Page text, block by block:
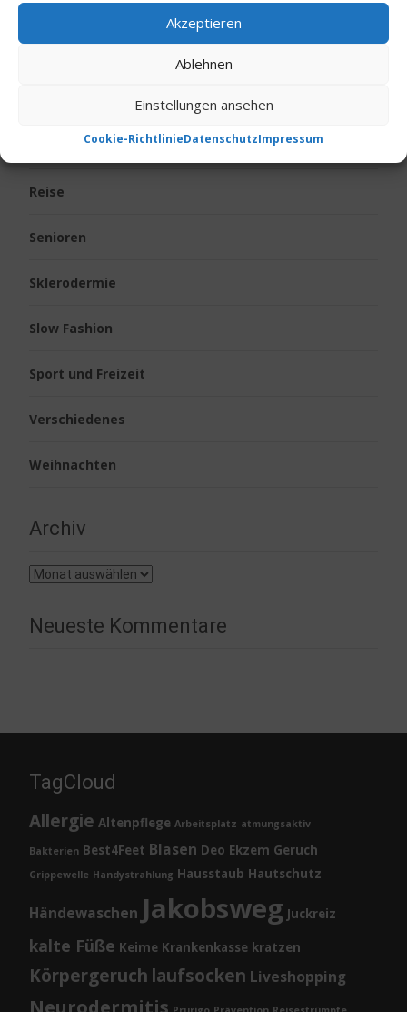
Akzeptieren
Ablehnen
Einstellungen ansehen
Cookie-RichtlinieDatenschutzImpressum
Psoriasis
Reise
Senioren
Sklerodermie
Slow Fashion
Sport und Freizeit
Verschiedenes
Weihnachten
Archiv
Archiv
Neueste Kommentare
TagCloud
Allergie Altenpflege Arbeitsplatz atmungsaktiv
Bakterien Best4Feet Blasen Deo Ekzem Geruch
Grippewelle Handystrahlung Hausstaub Hautschutz
Händewaschen Jakobsweg Juckreiz
kalte Füße Keime Krankenkasse kratzen
Körpergeruch laufsocken Liveshopping
Neurodermitis